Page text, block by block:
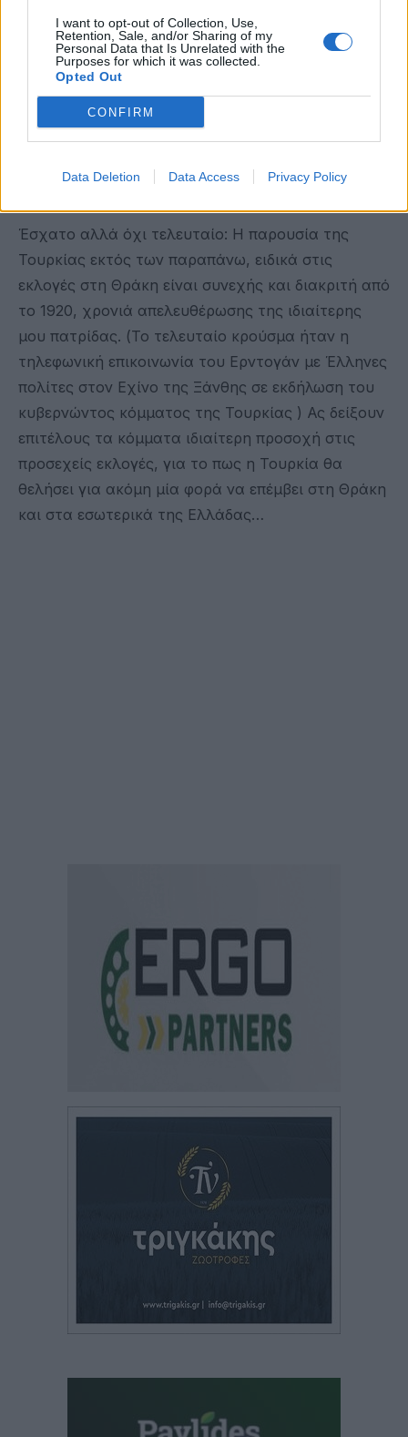
I want to opt-out of Collection, Use,
Retention, Sale, and/or Sharing of my
Personal Data that Is Unrelated with the
Purposes for which it was collected.
Opted Out
CONFIRM
Data Deletion Data Access Privacy Policy
μένει να φανεί εάν η Τουρκία θέλει να παρέμβει
πιο αποφασιστικά για να επιβεβαιώσει την
παρουσία της στην περιοχή και με άλλους
τρόπους, τη στιγμή που οι συμπατριώτες μας
Πομάκοι αντέδρασαν στην τουρκική παρουσία και
στο ζήτημα των παράνομων μουφτήδων,
φωνάζοντας στο δικαστικό μέγαρο της Ξάνθης,
Έσχατο αλλά όχι τελευταίο: Η παρουσία της
Τουρκίας εκτός των παραπάνω, ειδικά στις
εκλογές στη Θράκη είναι συνεχής και διακριτή από
το 1920, χρονιά απελευθέρωσης της ιδιαίτερης
μου πατρίδας. (Το τελευταίο κρούσμα ήταν η
τηλεφωνική επικοινωνία του Ερντογάν με Έλληνες
πολίτες στον Εχίνο της Ξάνθης σε εκδήλωση του
κυβερνώντος κόμματος της Τουρκίας ) Ας δείξουν
επιτέλους τα κόμματα ιδιαίτερη προσοχή στις
προσεχείς εκλογές, για το πως η Τουρκία θα
θελήσει για ακόμη μία φορά να επέμβει στη Θράκη
και στα εσωτερικά της Ελλάδας…